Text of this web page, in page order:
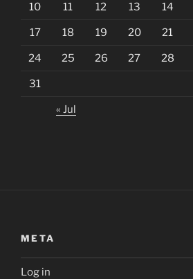
10 11 12 13 14
17 18 19 20 21
24 25 26 27 28
31
« Jul
META
Log in